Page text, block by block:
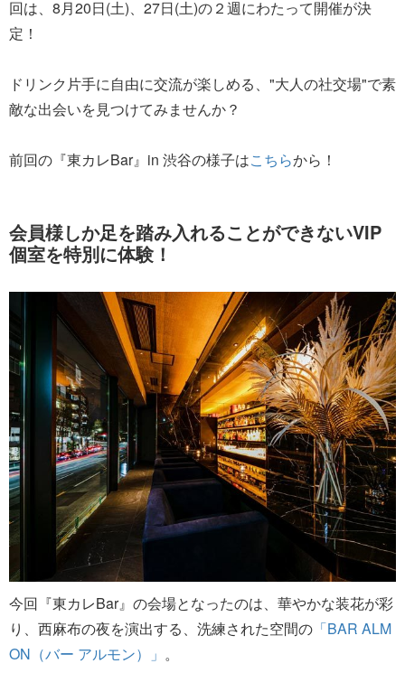
回は、8月20日(土)、27日(土)の２週にわたって開催が決
定！
ドリンク片手に自由に交流が楽しめる、"大人の社交場"で素
敵な出会いを見つけてみませんか？
前回の『東カレBar』in 渋谷の様子はこちらから！
会員様しか足を踏み入れることができないVIP
個室を特別に体験！
今回『東カレBar』の会場となったのは、華やかな装花が彩
り、西麻布の夜を演出する、洗練された空間の 「BAR ALM
ON（バー アルモン）」 。